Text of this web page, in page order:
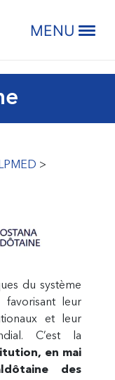
LES
MENU
>
du système
favorisant leur
et leur
C’est la
en mai
des